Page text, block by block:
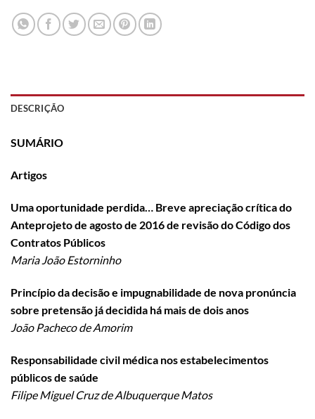
DESCRIÇÃO
SUMÁRIO
Artigos
Uma oportunidade perdida… Breve apreciação crítica do
Anteprojeto de agosto de 2016 de revisão do Código dos
Contratos Públicos
Maria João Estorninho
Princípio da decisão e impugnabilidade de nova pronúncia
sobre pretensão já decidida há mais de dois anos
João Pacheco de Amorim
Responsabilidade civil médica nos estabelecimentos
públicos de saúde
Filipe Miguel Cruz de Albuquerque Matos